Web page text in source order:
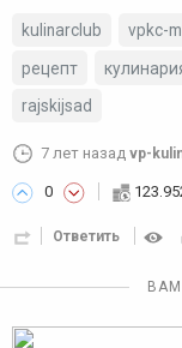
kulinarclub vpkc-
рецепт
rajskijsad
7 лет назад vp-
0
Ответить